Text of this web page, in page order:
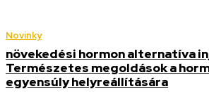
Novinky
növekedési hormon alternatíva
Természetes megoldások a
egyensúly helyreállítására